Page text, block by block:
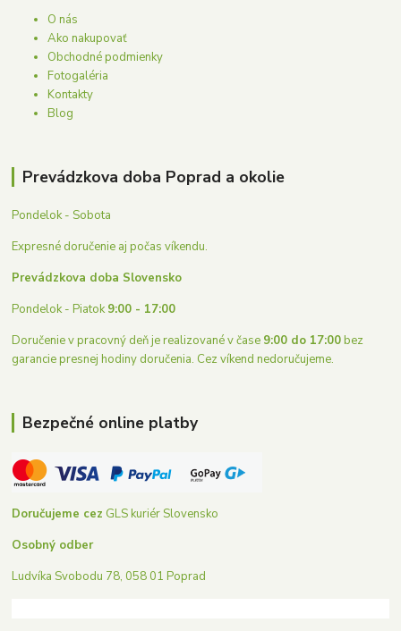
O nás
Ako nakupovať
Obchodné podmienky
Fotogaléria
Kontakty
Blog
Prevádzkova doba Poprad a okolie
Pondelok - Sobota
Expresné doručenie aj počas víkendu.
Prevádzkova doba Slovensko
Pondelok - Piatok9:00 - 17:00
Doručenie v pracovný deň je realizované v čase 9:00 do 17:00bez
garancie presnej hodiny doručenia. Cez víkend nedoručujeme.
Bezpečné online platby
Doručujeme cez GLS kuriér Slovensko
Osobný odber
Ludvíka Svobodu 78, 058 01 Poprad